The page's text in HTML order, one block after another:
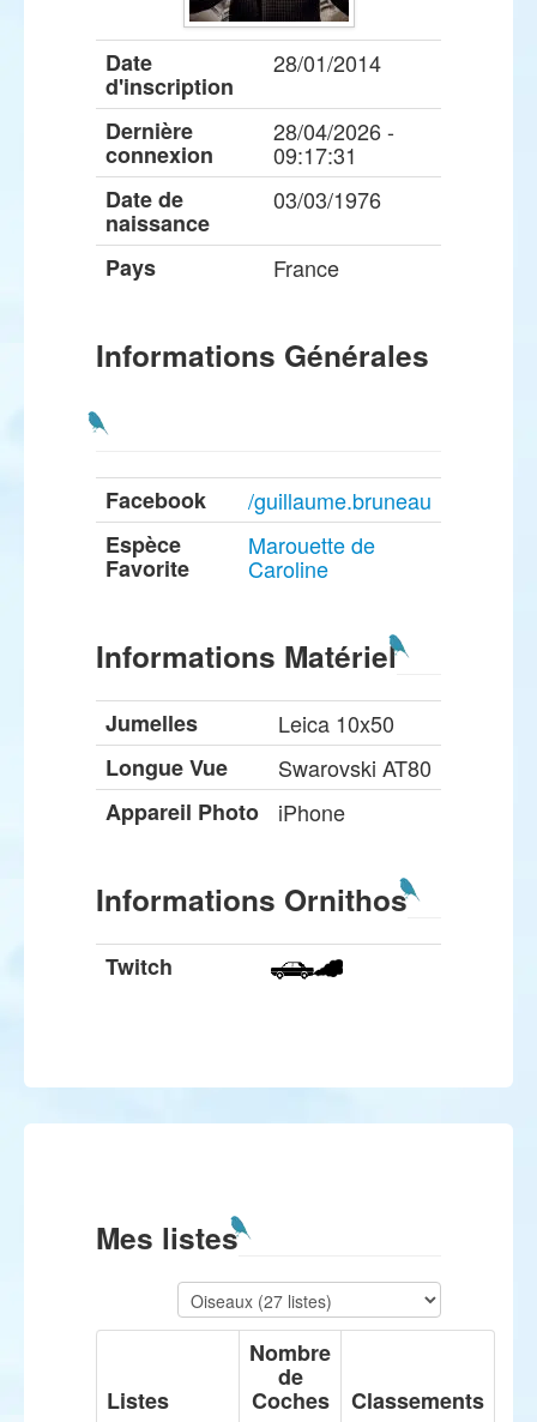
Date
d'inscription
28/01/2014
Dernière
connexion
28/04/2026 -
09:17:31
Date de
naissance
03/03/1976
Pays France
Informations Générales
Facebook
/guillaume.bruneau
Espèce
Favorite
Marouette de
Caroline
Informations Matériel
Jumelles
Leica 10x50
Longue Vue
Swarovski AT80
Appareil Photo
iPhone
Informations Ornithos
Twitch
Mes listes
Listes
Nombre
de
Coches Classements